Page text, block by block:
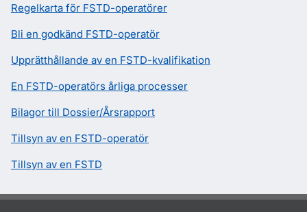
Regelkarta för FSTD-operatörer
Bli en godkänd FSTD-operatör
Upprätthållande av en FSTD-kvalifikation
En FSTD-operatörs årliga processer
Bilagor till Dossier/Årsrapport
Tillsyn av en FSTD-operatör
Tillsyn av en FSTD